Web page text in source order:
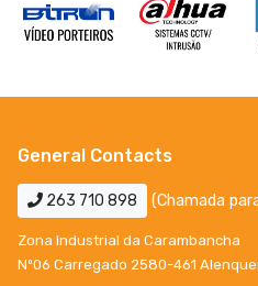
General Contacts
263 710 898 (Chamada
Zona Industrial da Carambancha
Nº06 Carregado 2580-461